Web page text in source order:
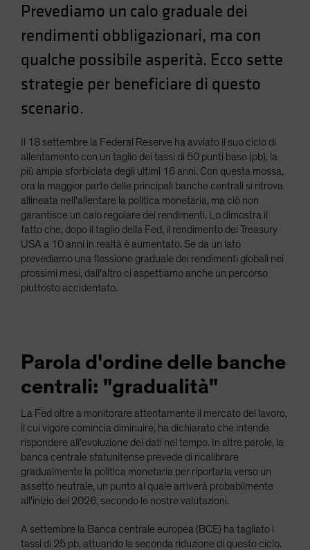
Spain
Sweden
Switzerland
Taiwan - 台灣
UK
US (Non-US Citizens/NRC)
Prevediamo un calo graduale dei
rendimenti obbligazionari, ma con
qualche possibile asperità. Ecco sette
strategie per beneficiare di questo
scenario.
Il 18 settembre la Federal Reserve ha avviato il suo ciclo di
allentamento con un taglio dei tassi di 50 punti base (pb), la
più ampia sforbiciata degli ultimi 16 anni. Con questa mossa,
ora la maggior parte delle principali banche centrali si ritrova
allineata nell'allentare la politica monetaria, ma ciò non
garantisce un calo regolare dei rendimenti. Lo dimostra il
fatto che, dopo il taglio della Fed, il rendimento dei Treasury
USA a 10 anni in realtà è aumentato. Se da un lato
prevediamo una flessione graduale dei rendimenti globali nei
prossimi mesi, dall'altro ci aspettiamo anche un percorso
piuttosto accidentato.
Parola d'ordine delle banche
centrali: "gradualità"
La Fed oltre a monitorare attentamente il mercato del lavoro,
il cui vigore comincia diminuire, ha dichiarato che intende
rispondere all'evoluzione dei dati nel tempo. In altre parole, la
banca centrale statunitense prevede di ricalibrare
gradualmente la politica monetaria per riportarla verso un
assetto neutrale, un punto al quale arriverà probabilmente
all'inizio del 2026, secondo le nostre valutazioni.
A settembre la Banca centrale europea (BCE) ha tagliato i
tassi di 25 pb, attuando la seconda riduzione di questo ciclo.